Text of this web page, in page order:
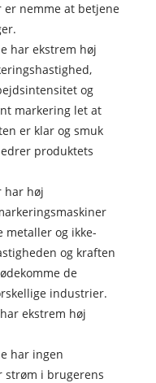
er nemme at betjene
har ekstrem høj
og
markering let at
er klar og smuk
produktets
har høj
metaller og ikke-
og kraften
de
industrier.
ekstrem høj
har ingen
strøm i brugerens